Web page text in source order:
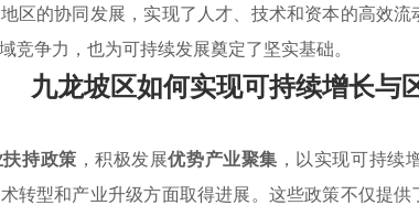
区的协同发展，实现了人才、技术和资本的高效
竞争力，也为可持续发展奠定了坚实基础。
九龙坡区如何实现可持续增长与
持政策 ，积极发展优势产业聚集 ，以实现可持续
转型和产业升级方面取得进展。这些政策不仅提